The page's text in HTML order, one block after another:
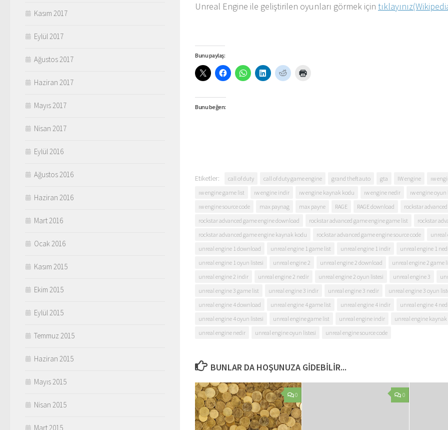
Unreal Engine ile geliştirilen oyunları görmek için
Bunu paylaş:
Bunu beğen:
Etiketler: call of duty call of duty game engine grand theft auto gta IW engine
ıw
ıw engine game list
ıw engine indir ıw engine kaynak kodu ıw engine nedir
ıw engine oyun
ıw engine source code
max paynag max payne RAGE RAGE download
rockstar
rockstar advanced game engine download
rockstar advanced game engine game list
rockstar
rockstar advanced game engine kaynak kodu
rockstar advanced game engine source code unreal
unreal engine 1 download
unreal engine 1 game list unreal engine 1 indir
unreal engine 1
unreal engine 1 oyun listesi
unreal engine 2 unreal engine 2 download
unreal engine 2 game
unreal engine 2 indir
unreal engine 2 nedir unreal engine 2 oyun listesi unreal engine 3
unreal engine 3 game list
unreal engine 3 indir unreal engine 3 nedir unreal engine 3 oyun
unreal engine 4 download
unreal engine 4 game list unreal engine 4 indir
unreal engine 4
unreal engine 4 oyun listesi
unreal engine game list unreal engine indir
unreal engine
unreal engine nedir
unreal engine oyun listesi unreal engine source code
BUNLAR DA HOŞUNUZA GIDEBILIR...
0 0
Kasım 2017
Eylül 2017
Ağustos 2017
Haziran 2017
Mayıs 2017
Nisan 2017
Eylül 2016
Ağustos 2016
Haziran 2016
Mart 2016
Ocak 2016
Kasım 2015
Ekim 2015
Eylül 2015
Temmuz 2015
Haziran 2015
Mayıs 2015
Nisan 2015
Mart 2015